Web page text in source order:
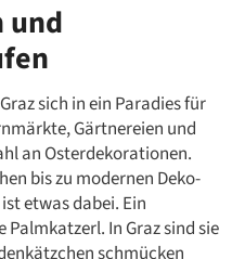
und
sich in ein Paradies für
Gärtnereien und
an Osterdekorationen.
bis zu modernen Deko-
etwas dabei. Ein
In Graz sind sie
schmücken